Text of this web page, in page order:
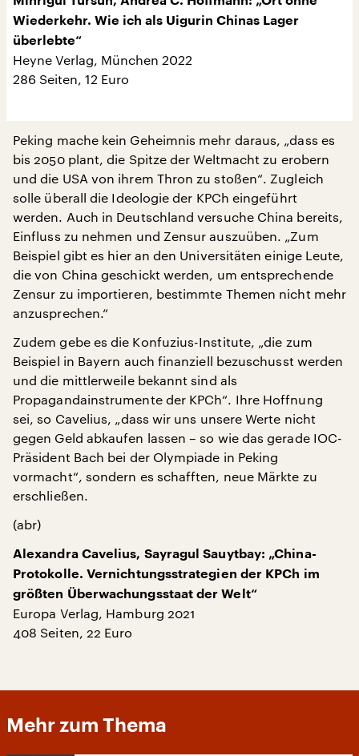
Wiederkehr. Wie ich als Uigurin Chinas Lager
überlebte“
Heyne Verlag, München 2022
286 Seiten, 12 Euro
Peking mache kein Geheimnis mehr daraus, „dass es
bis 2050 plant, die Spitze der Weltmacht zu erobern
und die USA von ihrem Thron zu stoßen“. Zugleich
solle überall die Ideologie der KPCh eingeführt
werden. Auch in Deutschland versuche China bereits,
Einfluss zu nehmen und Zensur auszuüben. „Zum
Beispiel gibt es hier an den Universitäten einige Leute,
die von China geschickt werden, um entsprechende
Zensur zu importieren, bestimmte Themen nicht mehr
anzusprechen.“
Zudem gebe es die Konfuzius-Institute, „die zum
Beispiel in Bayern auch finanziell bezuschusst werden
und die mittlerweile bekannt sind als
Propagandainstrumente der KPCh“. Ihre Hoffnung
sei, so Cavelius, „dass wir uns unsere Werte nicht
gegen Geld abkaufen lassen – so wie das gerade IOC-
Präsident Bach bei der Olympiade in Peking
vormacht“, sondern es schafften, neue Märkte zu
erschließen.
(abr)
Alexandra Cavelius, Sayragul Sauytbay: „China-
Protokolle. Vernichtungsstrategien der KPCh im
größten Überwachungsstaat der Welt“
Europa Verlag, Hamburg 2021
408 Seiten, 22 Euro
Mehr zum Thema